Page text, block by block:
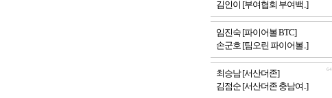
김인이 [부여협회 부여백..]
임진숙 [파이어볼 BTC]
손군호 [팀오린 파이어볼..]
최승남 [서산더존]
김점순 [서산더존 충남여..]
64